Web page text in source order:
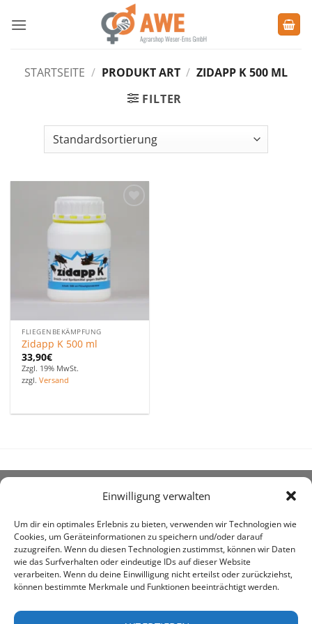
Einwilligung verwalten
Um dir ein optimales Erlebnis zu bieten, verwenden wir Technologien wie
Cookies, um Geräteinformationen zu speichern und/oder darauf
zuzugreifen. Wenn du diesen Technologien zustimmst, können wir Daten
wie das Surfverhalten oder eindeutige IDs auf dieser Website
verarbeiten. Wenn du deine Einwilligung nicht erteilst oder zurückziehst,
können bestimmte Merkmale und Funktionen beeinträchtigt werden.
Inhalt
STARTSEITE / PRODUKT ART / ZIDAPP K 500 ML
FILTER
Favoriten
FLIEGENBEKÄMPFUNG
Zidapp K 500 ml
33,90€
Zzgl. 19% MwSt.
zzgl.Versand
um den Kauf landwirtschaftlicher Bedarfsartikel geht.